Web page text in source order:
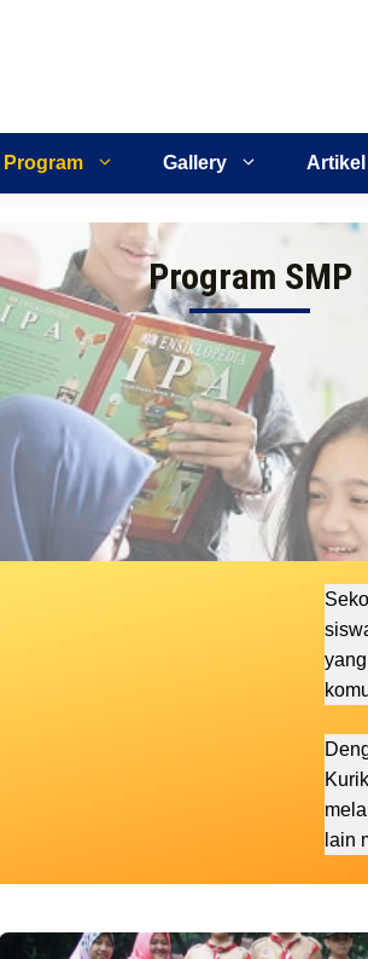
Program Gallery Artikel
Program SMP
lain